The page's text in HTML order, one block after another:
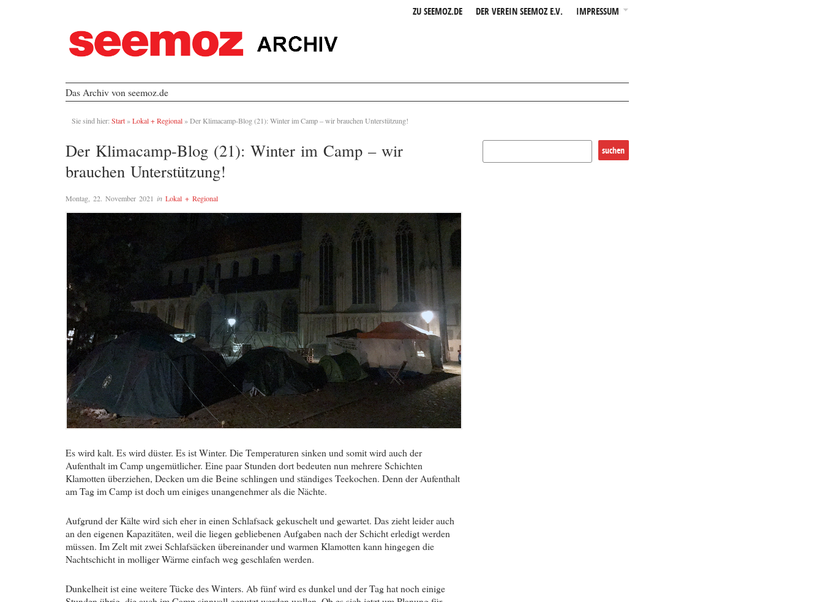
ZU SEEMOZ.DE DER VEREIN SEEMOZ E.V. IMPRESSUM
Das Archiv von seemoz.de
Sie sind hier: Start »Lokal + Regional »Der Klimacamp-Blog (21): Winter im Camp – wir brauchen Unterstützung!
Der Klimacamp-Blog (21): Winter im Camp – wir
brauchen Unterstützung!
Montag, 22. November 2021 in Lokal + Regional
Es wird kalt. Es wird düster. Es ist Winter. Die Temperaturen sinken und somit wird auch der
Aufenthalt im Camp ungemütlicher. Eine paar Stunden dort bedeuten nun mehrere Schichten
Klamotten überziehen, Decken um die Beine schlingen und ständiges Teekochen. Denn der Aufenthalt
am Tag im Camp ist doch um einiges unangenehmer als die Nächte.
Aufgrund der Kälte wird sich eher in einen Schlafsack gekuschelt und gewartet. Das zieht leider auch
an den eigenen Kapazitäten, weil die liegen gebliebenen Aufgaben nach der Schicht erledigt werden
müssen. Im Zelt mit zwei Schlafsäcken übereinander und warmen Klamotten kann hingegen die
Nachtschicht in molliger Wärme einfach weg geschlafen werden.
Dunkelheit ist eine weitere Tücke des Winters. Ab fünf wird es dunkel und der Tag hat noch einige